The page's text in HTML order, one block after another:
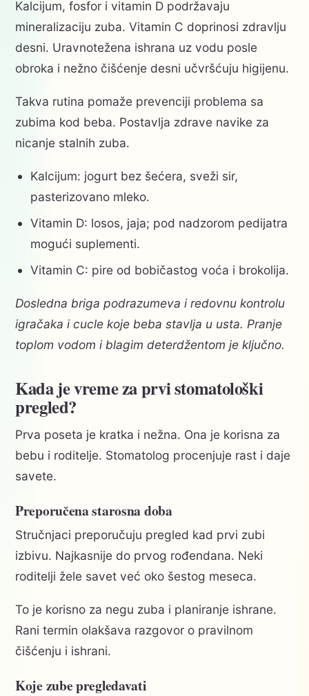
Kalcijum, fosfor i vitamin D podržavaju
mineralizaciju zuba. Vitamin C doprinosi zdravlju
desni. Uravnotežena ishrana uz vodu posle
obroka i nežno čišćenje desni učvršćuju higijenu.
Takva rutina pomaže prevenciji problema sa
zubima kod beba. Postavlja zdrave navike za
nicanje stalnih zuba.
Kalcijum: jogurt bez šećera, sveži sir,
pasterizovano mleko.
Vitamin D: losos, jaja; pod nadzorom pedijatra
mogući suplementi.
Vitamin C: pire od bobičastog voća i brokolija.
Dosledna briga podrazumeva i redovnu kontrolu
igračaka i cucle koje beba stavlja u usta. Pranje
toplom vodom i blagim deterdžentom je ključno.
Kada je vreme za prvi stomatološki
pregled?
Prva poseta je kratka i nežna. Ona je korisna za
bebu i roditelje. Stomatolog procenjuje rast i daje
savete.
Preporučena starosna doba
Stručnjaci preporučuju pregled kad prvi zubi
izbivu. Najkasnije do prvog rođendana. Neki
roditelji žele savet već oko šestog meseca.
To je korisno za negu zuba i planiranje ishrane.
Rani termin olakšava razgovor o pravilnom
čišćenju i ishrani.
Koje zube pregledavati